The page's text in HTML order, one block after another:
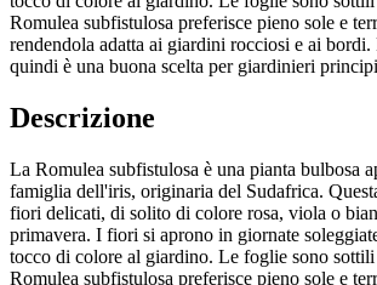
Romulea subfistulosa preferisce pieno sole e
rendendola adatta ai giardini rocciosi e ai bordi.
quindi è una buona scelta per giardinieri
Descrizione
La Romulea subfistulosa è una pianta bulbosa
famiglia dell'iris, originaria del Sudafrica.
fiori delicati, di solito di colore rosa, viola o
primavera. I fiori si aprono in giornate
tocco di colore al giardino. Le foglie sono
Romulea subfistulosa preferisce pieno sole e